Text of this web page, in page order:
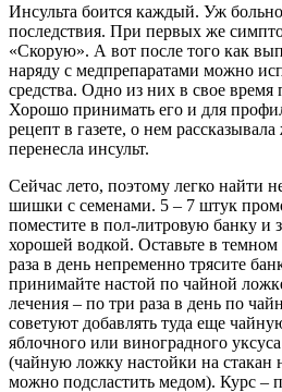
Инсульта боится каждый. Уж
последствия. При первых же
«Скорую». А вот после того как
наряду с медпрепаратами можно
средства. Одно из них в свое
Хорошо принимать его и для
рецепт в газете, о нем
перенесла инсульт.
Сейчас лето, поэтому легко найти
шишки с семенами. 5 – 7 штук
поместите в пол-литровую банку и
хорошей водкой. Оставьте в темном
раза в день непременно трясите
принимайте настой по чайной
лечения – по три раза в день по
советуют добавлять туда еще
яблочного или виноградного
(чайную ложку настойки на стакан
можно подсластить медом). Курс –